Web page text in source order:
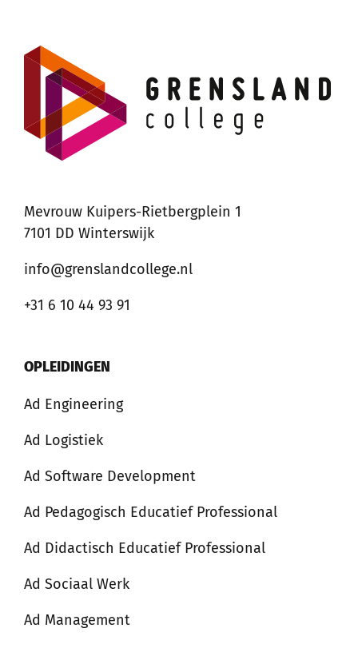
Mevrouw Kuipers-Rietbergplein 1
7101 DD Winterswijk
info@grenslandcollege.nl
+31 6 10 44 93 91
OPLEIDINGEN
Ad Engineering
Ad Logistiek
Ad Software Development
Ad Pedagogisch Educatief Professional
Ad Didactisch Educatief Professional
Ad Sociaal Werk
Ad Management